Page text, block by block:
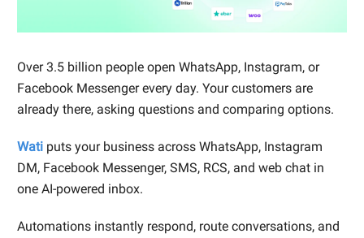
Over 3.5 billion people open WhatsApp, Instagram, or
Facebook Messenger every day. Your customers are
already there, asking questions and comparing options.
Wati puts your business across WhatsApp, Instagram
DM, Facebook Messenger, SMS, RCS, and web chat in
one AI-powered inbox.
Automations instantly respond, route conversations, and